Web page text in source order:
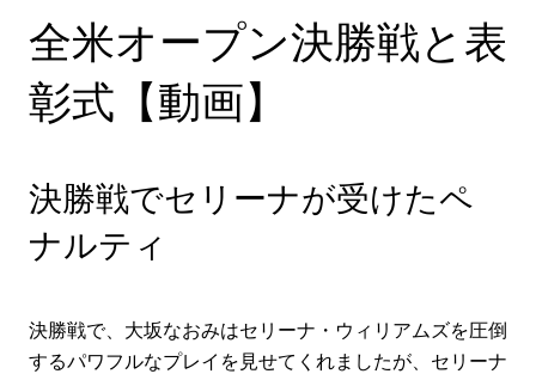
全米オープン決勝戦と表
彰式【動画】
決勝戦でセリーナが受けたペ
ナルティ
決勝戦で、大坂なおみはセリーナ・ウィリアムズを圧倒
するパワフルなプレイを見せてくれましたが、セリーナ